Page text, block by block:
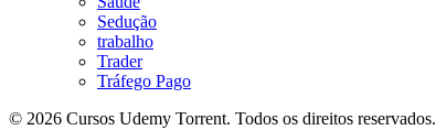
Sedução
trabalho
Trader
Tráfego Pago
© 2026 Cursos Udemy Torrent. Todos os direitos reservados.